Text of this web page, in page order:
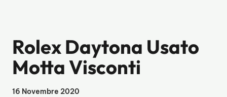
Rolex Daytona Usato
Motta Visconti
16 Novembre 2020